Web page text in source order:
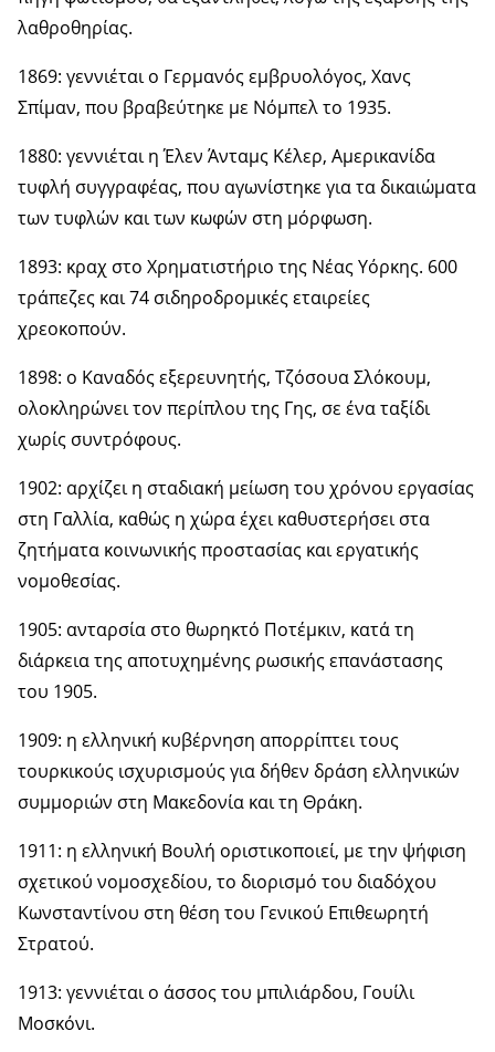
λαθροθηρίας.
1869: γεννιέται ο Γερμανός εμβρυολόγος, Χανς
Σπίμαν, που βραβεύτηκε με Νόμπελ το 1935.
1880: γεννιέται η Έλεν Άνταμς Κέλερ, Αμερικανίδα
τυφλή συγγραφέας, που αγωνίστηκε για τα δικαιώματα
των τυφλών και των κωφών στη μόρφωση.
1893: κραχ στο Χρηματιστήριο της Νέας Υόρκης. 600
τράπεζες και 74 σιδηροδρομικές εταιρείες
χρεοκοπούν.
1898: ο Καναδός εξερευνητής, Τζόσουα Σλόκουμ,
ολοκληρώνει τον περίπλου της Γης, σε ένα ταξίδι
χωρίς συντρόφους.
1902: αρχίζει η σταδιακή μείωση του χρόνου εργασίας
στη Γαλλία, καθώς η χώρα έχει καθυστερήσει στα
ζητήματα κοινωνικής προστασίας και εργατικής
νομοθεσίας.
1905: ανταρσία στο θωρηκτό Ποτέμκιν, κατά τη
διάρκεια της αποτυχημένης ρωσικής επανάστασης
του 1905.
1909: η ελληνική κυβέρνηση απορρίπτει τους
τουρκικούς ισχυρισμούς για δήθεν δράση ελληνικών
συμμοριών στη Μακεδονία και τη Θράκη.
1911: η ελληνική Βουλή οριστικοποιεί, με την ψήφιση
σχετικού νομοσχεδίου, το διορισμό του διαδόχου
Κωνσταντίνου στη θέση του Γενικού Επιθεωρητή
Στρατού.
1913: γεννιέται ο άσσος του μπιλιάρδου, Γουίλι
Μοσκόνι.